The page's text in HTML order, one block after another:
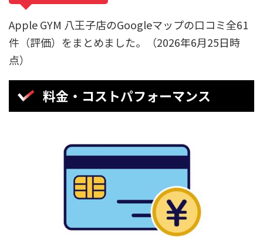
Apple GYM 八王子店のGoogleマップの口コミ全61
件（評価）をまとめました。（2026年6月25日時
点）
料金・コストパフォーマンス